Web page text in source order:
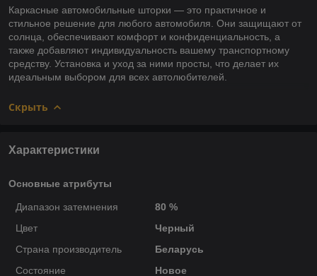
Каркасные автомобильные шторки — это практичное и
стильное решение для любого автомобиля. Они защищают от
солнца, обеспечивают комфорт и конфиденциальность, а
также добавляют индивидуальность вашему транспортному
средству. Установка и уход за ними просты, что делает их
идеальным выбором для всех автолюбителей.
Скрыть
Характеристики
Основные атрибуты
Диапазон затемнения
80 %
Цвет
Черный
Страна производитель
Беларусь
Состояние
Новое